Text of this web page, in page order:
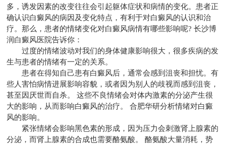
多，诱发因素的改变往往会引起躯体症状和病情的变化。患者正
确认识白癜风的病因及变化特点，有利于对白癜风的认识和治
疗。那么，患者的情绪变化对白癜风病情有哪些影响呢? 长沙博
润白癜风医院告诉你：
过度的情绪波动对我们的身体健康影响很大，很多疾病的发
生与患者的情绪有一定的关系。
患者在得知自己患有白癜风后，通常会感到沮丧和担忧。有
些人害怕病情进展影响容貌，或者因为别人的歧视而感到沮丧，
甚至因厌世而自杀。 这些不良情绪会对体内激素的分泌产生很
大的影响，从而影响白癜风的治疗。 合肥华研分析情绪对白癜
风的影响。
紧张情绪会影响黑色素的形成，因为压力会刺激肾上腺素的
分泌，而肾上腺素的合成也需要酪氨酸。 酪氨酸大量消耗，势